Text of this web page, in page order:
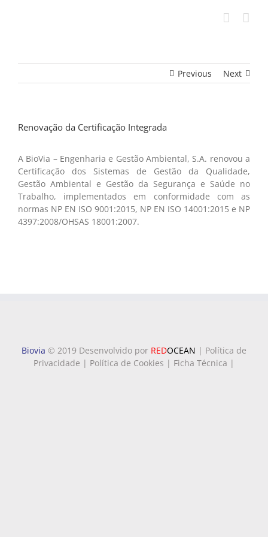
Previous Next
Renovação da Certificação Integrada
A BioVia – Engenharia e Gestão Ambiental, S.A. renovou a
Certificação dos Sistemas de Gestão da Qualidade,
Gestão Ambiental e Gestão da Segurança e Saúde no
Trabalho, implementados em conformidade com as
normas NP EN ISO 9001:2015, NP EN ISO 14001:2015 e NP
4397:2008/OHSAS 18001:2007.
Biovia © 2019 Desenvolvido por REDOCEAN | Política de
Privacidade | Política de Cookies | Ficha Técnica |